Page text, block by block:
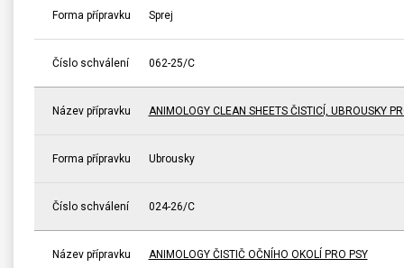
Forma přípravku Sprej
Číslo schválení 062-25/C
Název přípravku ANIMOLOGY CLEAN SHEETS ČISTICÍ, UBROUSKY
Forma přípravku Ubrousky
Číslo schválení 024-26/C
Název přípravku ANIMOLOGY ČISTIČ OČNÍHO OKOLÍ PRO PSY